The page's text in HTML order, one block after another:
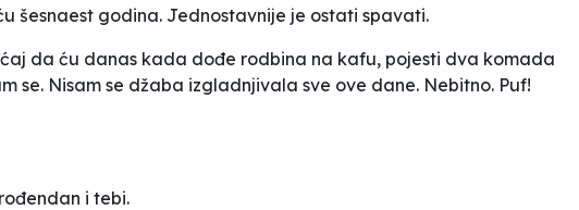
šesnaest godina. Jednostavnije je ostati spavati.
da ću danas kada dođe rodbina na kafu, pojesti dva komada
se. Nisam se džaba izgladnjivala sve ove dane. Nebitno. Puf!
i tebi.